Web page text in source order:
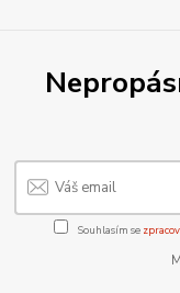
Souhlasím se